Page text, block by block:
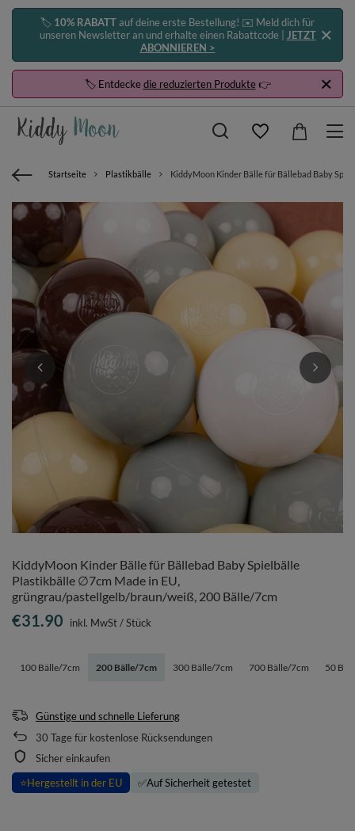
🏷️ 10% RABATTauf deine erste Bestellung! ✉️ Meld dich für
unseren Newsletter an und erhalte einen Rabattcode | JETZT
ABONNIEREN >
🏷️ Entdeckedie reduzierten Produkte👉
Startseite Plastikbälle KiddyMoon Kinder Bälle für Bällebad Baby
KiddyMoon Kinder Bälle für Bällebad Baby Spielbälle
Plastikbälle ∅7cm Made in EU,
grüngrau/pastellgelb/braun/weiß, 200 Bälle/7cm
100 Bälle/7cm 200 Bälle/7cm 300 Bälle/7cm 700 Bälle/7cm 50
€31.90 inkl. MwSt/Stück
Günstige und schnelle Lieferung
30 Tage für kostenlose Rücksendungen
Sicher einkaufen
⭐Hergestellt in der EU ✅Auf Sicherheit getestet